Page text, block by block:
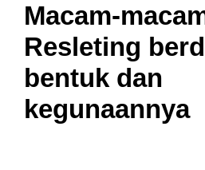
Macam-
Resleting
bentuk dan
kegunaannya